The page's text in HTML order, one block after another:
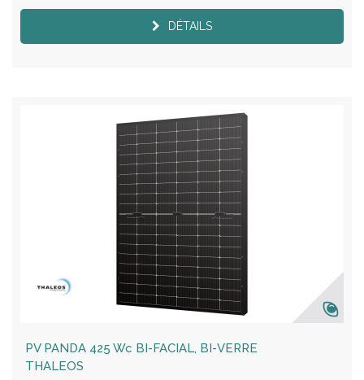
DÉTAILS
PV PANDA 425 Wc BI-FACIAL, BI-VERRE
THALEOS